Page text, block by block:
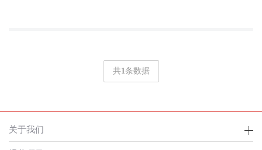
共1条数据
关于我们